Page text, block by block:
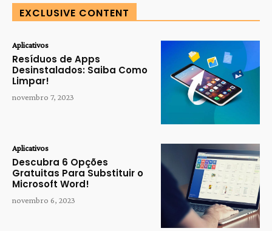
EXCLUSIVE CONTENT
Aplicativos
Resíduos de Apps
Desinstalados: Saiba Como
Limpar!
novembro 7, 2023
Aplicativos
Descubra 6 Opções
Gratuitas Para Substituir o
Microsoft Word!
novembro 6, 2023